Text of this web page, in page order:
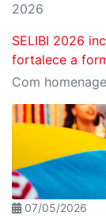
2026
SELIBI 2026
fortalece a
07/05/2026